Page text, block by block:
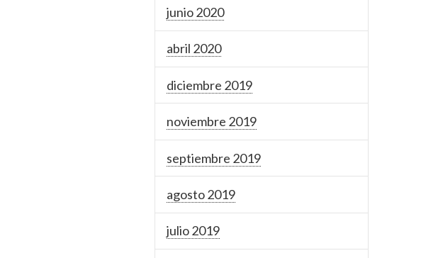
junio 2020
abril 2020
diciembre 2019
noviembre 2019
septiembre 2019
agosto 2019
julio 2019